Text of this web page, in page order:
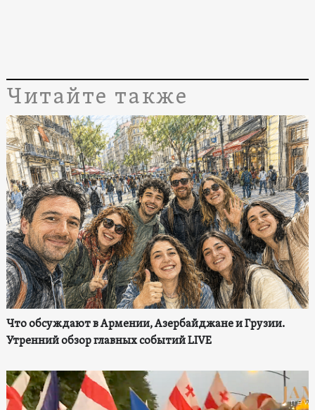
Читайте также
Что обсуждают в Армении, Азербайджане и Грузии.
Утренний обзор главных событий LIVE